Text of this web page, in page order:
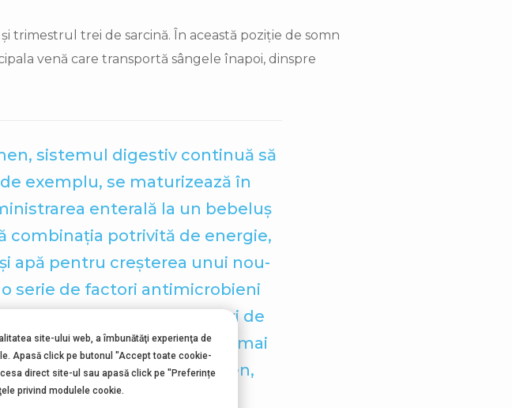
trimestrul trei de sarcină. În această poziție de somn
venă care transportă sângele înapoi, dinspre
sistemul digestiv continuă să
exemplu, se maturizează în
enterală la un bebeluș
combinația potrivită de energie,
apă pentru creşterea unui nou-
serie de factori antimicrobieni
lizozim, hormoni şi factori de
calorii, dar o concentraţie mai
ce au născut la termen,
2-4 săptămâni.
site-ului web, a îmbunătăţi experienţa de
Apasă click pe butonul "Accept toate cookie-
direct site-ul sau apasă click pe "Preferințe
privind modulele cookie.